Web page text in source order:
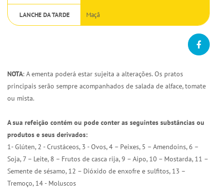
LANCHE DA TARDE Maçã
NOTA: A ementa poderá estar sujeita a alterações. Os pratos
principais serão sempre acompanhados de salada de alface, tomate
ou mista.
A sua refeição contém ou pode conter as seguintes substâncias ou
produtos e seus derivados:
1- Glúten, 2 - Crustáceos, 3 - Ovos, 4 – Peixes, 5 – Amendoins, 6 –
Soja, 7 – Leite, 8 – Frutos de casca rija, 9 – Aipo, 10 – Mostarda, 11 –
Semente de sésamo, 12 – Dióxido de enxofre e sulfitos, 13 –
Tremoço, 14 - Moluscos